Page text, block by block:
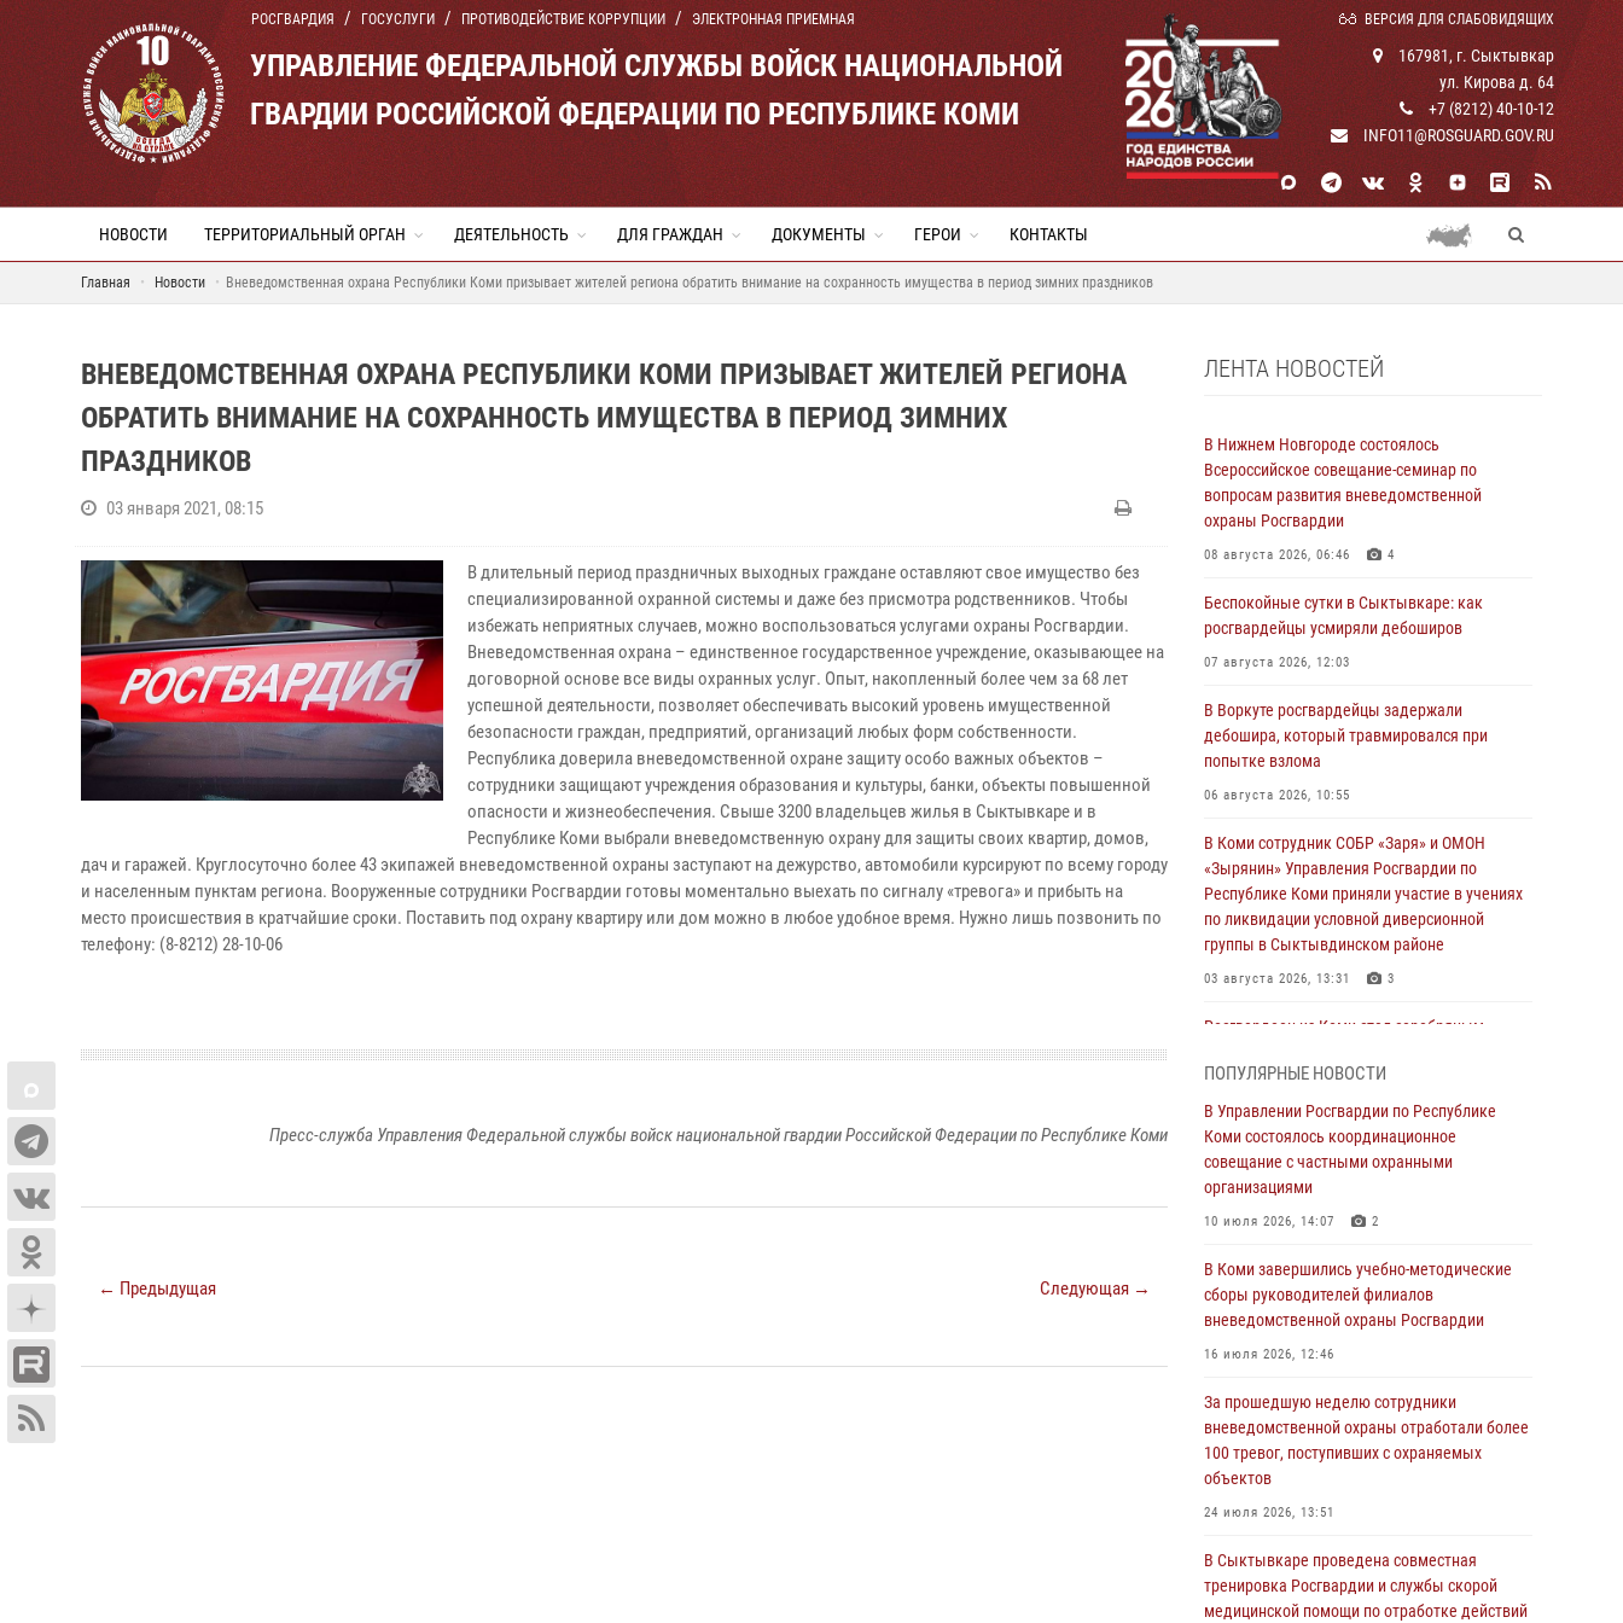
РОСГВАРДИЯ ГОСУСЛУГИ ПРОТИВОДЕЙСТВИЕ КОРРУПЦИИ ЭЛЕКТРОННАЯ ПРИЕМНАЯ ВЕРСИЯ ДЛЯ СЛАБОВИДЯЩИХ
УПРАВЛЕНИЕ ФЕДЕРАЛЬНОЙ СЛУЖБЫ ВОЙСК НАЦИОНАЛЬНОЙ
ГВАРДИИ РОССИЙСКОЙ ФЕДЕРАЦИИ ПО РЕСПУБЛИКЕ КОМИ
167981, г. Сыктывкар
ул. Кирова д. 64
+7 (8212) 40-10-12
INFO11@ROSGUARD.GOV.RU
НОВОСТИ ТЕРРИТОРИАЛЬНЫЙ ОРГАН ДЕЯТЕЛЬНОСТЬ ДЛЯ ГРАЖДАН ДОКУМЕНТЫ ГЕРОИ КОНТАКТЫ
Главная Новости Вневедомственная охрана Республики Коми призывает жителей региона обратить внимание на сохранность имущества в период зимних праздников
ВНЕВЕДОМСТВЕННАЯ ОХРАНА РЕСПУБЛИКИ КОМИ ПРИЗЫВАЕТ ЖИТЕЛЕЙ РЕГИОНА
ОБРАТИТЬ ВНИМАНИЕ НА СОХРАННОСТЬ ИМУЩЕСТВА В ПЕРИОД ЗИМНИХ
ПРАЗДНИКОВ
03 января 2021, 08:15
В длительный период праздничных выходных граждане оставляют свое имущество без
специализированной охранной системы и даже без присмотра родственников. Чтобы
избежать неприятных случаев, можно воспользоваться услугами охраны Росгвардии.
Вневедомственная охрана – единственное государственное учреждение, оказывающее на
договорной основе все виды охранных услуг. Опыт, накопленный более чем за 68 лет
успешной деятельности, позволяет обеспечивать высокий уровень имущественной
безопасности граждан, предприятий, организаций любых форм собственности.
Республика доверила вневедомственной охране защиту особо важных объектов –
сотрудники защищают учреждения образования и культуры, банки, объекты повышенной
опасности и жизнеобеспечения. Свыше 3200 владельцев жилья в Сыктывкаре и в
Республике Коми выбрали вневедомственную охрану для защиты своих квартир, домов,
дач и гаражей. Круглосуточно более 43 экипажей вневедомственной охраны заступают на дежурство, автомобили курсируют по всему городу
и населенным пунктам региона. Вооруженные сотрудники Росгвардии готовы моментально выехать по сигналу «тревога» и прибыть на
место происшествия в кратчайшие сроки. Поставить под охрану квартиру или дом можно в любое удобное время. Нужно лишь позвонить по
телефону: (8-8212) 28-10-06
Пресс-служба Управления Федеральной службы войск национальной гвардии Российской Федерации по Республике Коми
← Предыдущая Следующая →
ЛЕНТА НОВОСТЕЙ
В Нижнем Новгороде состоялось
Всероссийское совещание-семинар по
вопросам развития вневедомственной
охраны Росгвардии
08 августа 2026, 06:46 4
Беспокойные сутки в Сыктывкаре: как
росгвардейцы усмиряли дебоширов
07 августа 2026, 12:03
В Воркуте росгвардейцы задержали
дебошира, который травмировался при
попытке взлома
06 августа 2026, 10:55
В Коми сотрудник СОБР «Заря» и ОМОН
«Зырянин» Управления Росгвардии по
Республике Коми приняли участие в учениях
по ликвидации условной диверсионной
группы в Сыктывдинском районе
03 августа 2026, 13:31 3
Росгвардеец из Коми стал серебряным
Чемпионате Северо-Западного округа
Росгвардии по спортивному самбо
03 августа 2026, 12:07 5
В Коми росгвардейцы информируют граждан
об изменениях в законодательстве в сфере
оружие за нарушения
02 августа 2026, 06:17
сдачи оружия
31 июля 2026, 10:55
Временно исполняющий обязанности
«Орленок»
31 июля 2026, 06:57 8
ПОПУЛЯРНЫЕ НОВОСТИ
В Управлении Росгвардии по Республике
Коми состоялось координационное
совещание с частными охранными
организациями
10 июля 2026, 14:07 2
В Коми завершились учебно-методические
сборы руководителей филиалов
вневедомственной охраны Росгвардии
16 июля 2026, 12:46
За прошедшую неделю сотрудники
вневедомственной охраны отработали более
100 тревог, поступивших с охраняемых
объектов
24 июля 2026, 13:51
В Сыктывкаре проведена совместная
тренировка Росгвардии и службы скорой
медицинской помощи по отработке действий